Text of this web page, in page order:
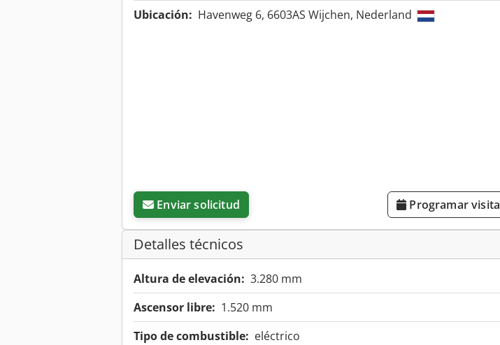
Ubicación: Havenweg 6, 6603AS Wijchen, Nederland
Enviar solicitud Programar visita
Detalles técnicos
Altura de elevación: 3.280 mm
Ascensor libre: 1.520 mm
Tipo de combustible: eléctrico